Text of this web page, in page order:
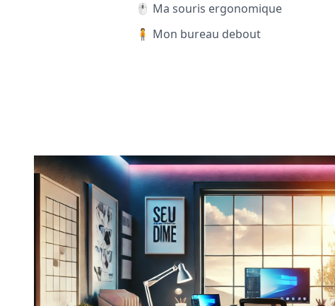
🖱️ Ma souris ergonomique
🧍 Mon bureau debout